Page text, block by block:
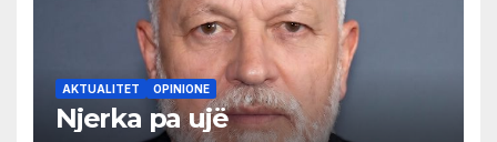
AKTUALITET OPINIONE
Njerka pa ujë